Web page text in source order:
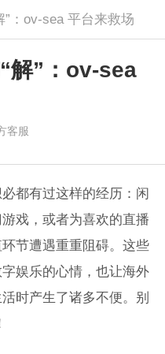
”：ov-sea 平台来救场
解”：ov-sea
客服
都有过这样的经历：闲
戏，或者为喜欢的直播
节遭遇重重阻碍。这些
娱乐的心情，也让海外
时产生了诸多不便。别